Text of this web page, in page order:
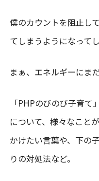
僕のカウントを阻止し
てしまうようになって
まぁ、エネルギーにま
「PHPのびのび子育て
について、様々なこと
かけたい言葉や、下の
りの対処法など。